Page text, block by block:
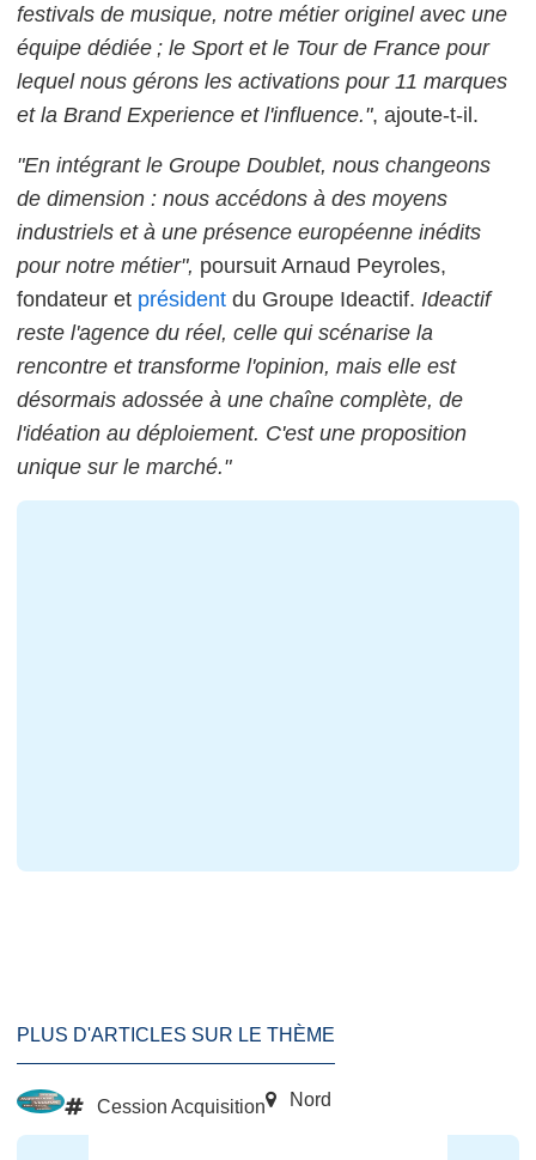
festivals de musique, notre métier originel avec une
équipe dédiée ; le Sport et le Tour de France pour
lequel nous gérons les activations pour 11 marques
et la Brand Experience et l'influence.", ajoute-t-il.
"En intégrant le Groupe Doublet, nous changeons
de dimension : nous accédons à des moyens
industriels et à une présence européenne inédits
pour notre métier", poursuit Arnaud Peyroles,
fondateur et président du Groupe Ideactif. Ideactif
reste l'agence du réel, celle qui scénarise la
rencontre et transforme l'opinion, mais elle est
désormais adossée à une chaîne complète, de
l'idéation au déploiement. C'est une proposition
unique sur le marché."
PLUS D'ARTICLES SUR LE THÈME
Cession Acquisition Nord